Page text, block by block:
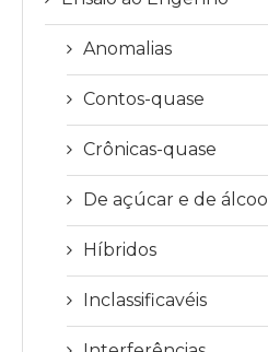
Anomalias
Contos-quase
Crônicas-quase
De açúcar e de álcool
Híbridos
Inclassificavéis